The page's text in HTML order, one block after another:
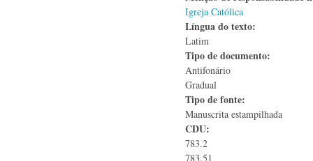
Igreja Católica
Língua do texto:
Latim
Tipo de documento:
Antifonário
Gradual
Tipo de fonte:
Manuscrita estampilhada
CDU:
783.2
783.51